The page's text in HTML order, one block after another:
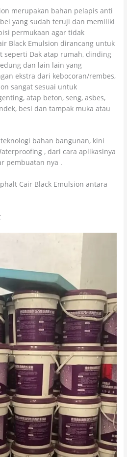
merupakan bahan pelapis anti
yang sudah teruji dan memiliki
permukaan agar tidak
Black Emulsion dirancang untuk
seperti Dak atap rumah, dinding
dan lain lain yang
ekstra dari kebocoran/rembes,
sangat sesuai untuk
atap beton, seng, asbes,
besi dan tampak muka atau
bahan bangunan, kini
, dari cara aplikasinya
pembuatan nya .
Cair Black Emulsion antara